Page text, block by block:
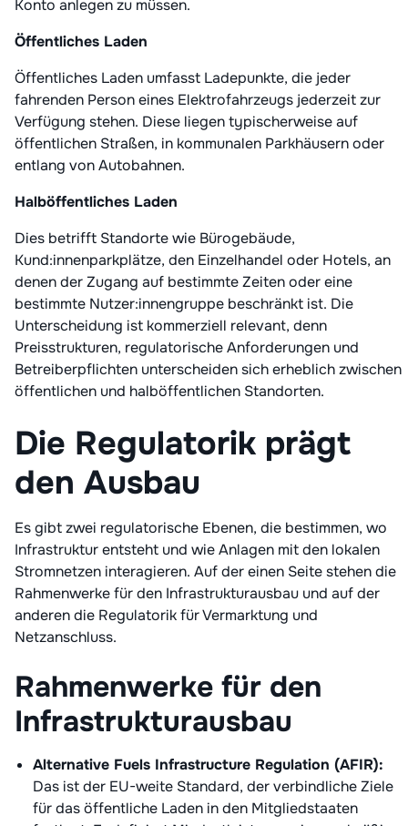
Konto anlegen zu müssen.
Öffentliches Laden
Öffentliches Laden umfasst Ladepunkte, die jeder
fahrenden Person eines Elektrofahrzeugs jederzeit zur
Verfügung stehen. Diese liegen typischerweise auf
öffentlichen Straßen, in kommunalen Parkhäusern oder
entlang von Autobahnen.
Halböffentliches Laden
Dies betrifft Standorte wie Bürogebäude,
Kund:innenparkplätze, den Einzelhandel oder Hotels, an
denen der Zugang auf bestimmte Zeiten oder eine
bestimmte Nutzer:innengruppe beschränkt ist. Die
Unterscheidung ist kommerziell relevant, denn
Preisstrukturen, regulatorische Anforderungen und
Betreiberpflichten unterscheiden sich erheblich zwischen
öffentlichen und halböffentlichen Standorten.
Die Regulatorik prägt
den Ausbau
Es gibt zwei regulatorische Ebenen, die bestimmen, wo
Infrastruktur entsteht und wie Anlagen mit den lokalen
Stromnetzen interagieren. Auf der einen Seite stehen die
Rahmenwerke für den Infrastrukturausbau und auf der
anderen die Regulatorik für Vermarktung und
Netzanschluss.
Rahmenwerke für den
Infrastrukturausbau
Alternative Fuels Infrastructure Regulation (AFIR):
Das ist der EU-weite Standard, der verbindliche Ziele
für das öffentliche Laden in den Mitgliedstaaten